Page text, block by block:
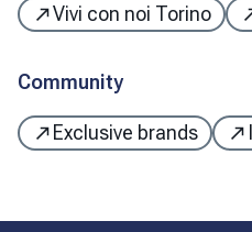
Vivi con noi Torino
Community
Exclusive brands